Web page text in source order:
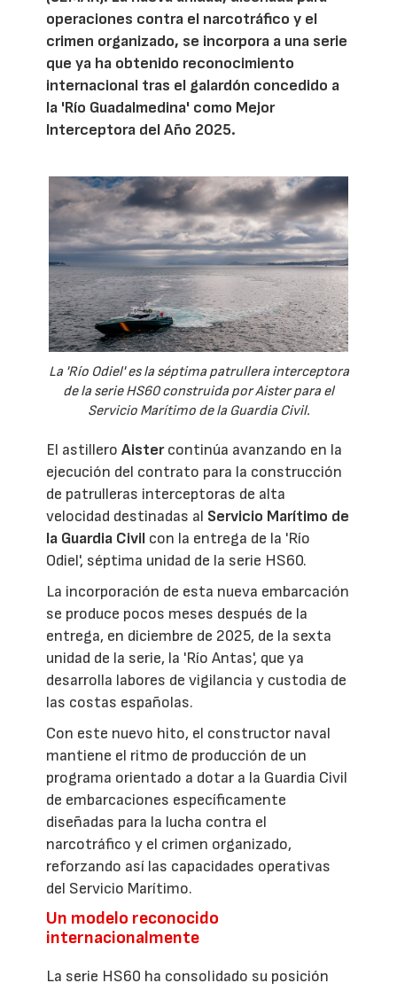
operaciones contra el narcotráfico y el
crimen organizado, se incorpora a una serie
que ya ha obtenido reconocimiento
internacional tras el galardón concedido a
la 'Río Guadalmedina' como Mejor
Interceptora del Año 2025.
La 'Río Odiel' es la séptima patrullera interceptora
de la serie HS60 construida por Aister para el
Servicio Marítimo de la Guardia Civil.
El astilleroAistercontinúa avanzando en la
ejecución del contrato para la construcción
de patrulleras interceptoras de alta
velocidad destinadas al Servicio Marítimo de
la Guardia Civil con la entrega de la 'Río
Odiel', séptima unidad de la serie HS60.
La incorporación de esta nueva embarcación
se produce pocos meses después de la
entrega, en diciembre de 2025, de la sexta
unidad de la serie, la 'Río Antas', que ya
desarrolla labores de vigilancia y custodia de
las costas españolas.
Con este nuevo hito, el constructor naval
mantiene el ritmo de producción de un
programa orientado a dotar a la Guardia Civil
de embarcaciones específicamente
diseñadas para la lucha contra el
narcotráfico y el crimen organizado,
reforzando así las capacidades operativas
del Servicio Marítimo.
Un modelo reconocido
internacionalmente
La serie HS60 ha consolidado su posición